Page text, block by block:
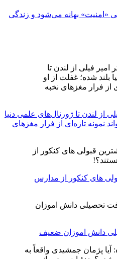
«امنیت» بهانه می‌شود و زندگی
از لندن تا ژورنال‌های علمی دنیا
نمونه تازه‌ای از فرار مغزهای
های کنکور از مدارس
دانش اموزان ضعیف